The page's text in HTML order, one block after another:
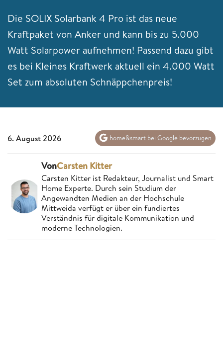
Die SOLIX Solarbank 4 Pro ist das neue
Kraftpaket von Anker und kann bis zu 5.000
Watt Solarpower aufnehmen! Passend dazu gibt
es bei Kleines Kraftwerk aktuell ein 4.000 Watt
Set zum absoluten Schnäppchenpreis!
6. August 2026 home&smart bei Google bevorzugen
VonCarsten Kitter
Carsten Kitter ist Redakteur, Journalist und Smart
Home Experte. Durch sein Studium der
Angewandten Medien an der Hochschule
Mittweida verfügt er über ein fundiertes
Verständnis für digitale Kommunikation und
moderne Technologien.